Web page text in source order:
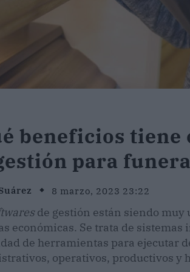
beneficios
para
8 marzo, 2023 23:22
de gestión están siendo muy
económicas. Se trata de
de herramientas para ejecutar
operativos, productivos y